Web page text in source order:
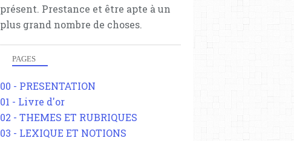
présent. Prestance et être apte à un
plus grand nombre de choses.
PAGES
00 - PRESENTATION
01 - Livre d'or
02 - THEMES ET RUBRIQUES
03 - LEXIQUE ET NOTIONS